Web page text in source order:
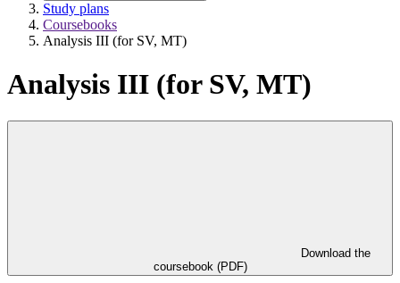
Study plans
Coursebooks
Analysis III (for SV, MT)
Analysis III (for SV, MT)
coursebook (PDF)